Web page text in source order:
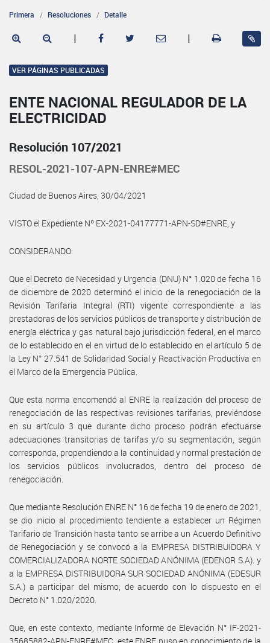
Primera Resoluciones Detalle
| |
VER PÁGINAS PUBLICADAS
ENTE NACIONAL REGULADOR DE LA
ELECTRICIDAD
Resolución 107/2021
RESOL-2021-107-APN-ENRE#MEC
Ciudad de Buenos Aires, 30/04/2021
VISTO el Expediente Nº EX-2021-04177771-APN-SD#ENRE, y
CONSIDERANDO:
Que el Decreto de Necesidad y Urgencia (DNU) N° 1.020 de fecha 16
de diciembre de 2020 determinó el inicio de la renegociación de la
Revisión Tarifaria Integral (RTI) vigente correspondiente a las
prestadoras de los servicios públicos de transporte y distribución de
energía eléctrica y gas natural bajo jurisdicción federal, en el marco
de lo establecido en el en virtud de lo establecido en el artículo 5 de
la Ley N° 27.541 de Solidaridad Social y Reactivación Productiva en
el Marco de la Emergencia Pública.
Que esta norma encomendó al ENRE la realización del proceso de
renegociación de las respectivas revisiones tarifarias, previéndose
en su artículo 3 que durante dicho proceso podrán efectuarse
adecuaciones transitorias de tarifas y/o su segmentación, según
corresponda, propendiendo a la continuidad y normal prestación de
los servicios públicos involucrados, dentro del proceso de
renegociación.
Que mediante Resolución ENRE N° 16 de fecha 19 de enero de 2021,
se dio inicio al procedimiento tendiente a establecer un Régimen
Tarifario de Transición hasta tanto se arribe a un Acuerdo Definitivo
de Renegociación y se convocó a la EMPRESA DISTRIBUIDORA Y
COMERCIALIZADORA NORTE SOCIEDAD ANÓNIMA (EDENOR S.A). y
a la EMPRESA DISTRIBUIDORA SUR SOCIEDAD ANÓNIMA (EDESUR
S.A.) a participar del mismo, de acuerdo con lo dispuesto en el
Decreto N° 1.020/2020.
Que, en este contexto, mediante Informe de Elevación N° IF-2021-
35685882-APN-ENRE#MEC, este ENRE puso en conocimiento de la